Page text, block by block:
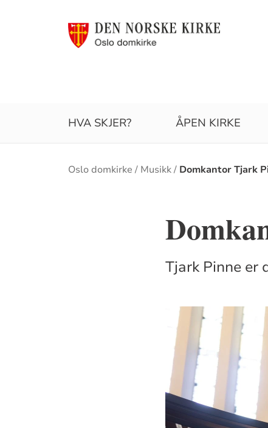
HVA SKJER? ÅPEN KIRKE
Brødsmulesti
Oslo domkirke Musikk Domkantor Tjark
Tjark Pinne er